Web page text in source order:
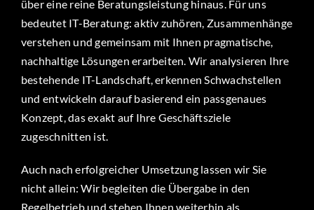
über eine reine Beratungsleistung hinaus. Für uns
bedeutet IT-Beratung: aktiv zuhören, Zusammenhänge
verstehen und gemeinsam mit Ihnen pragmatische,
nachhaltige Lösungen erarbeiten. Wir analysieren Ihre
bestehende IT-Landschaft, erkennen Schwachstellen
und entwickeln darauf basierend ein passgenaues
Konzept, das exakt auf Ihre Geschäftsziele
zugeschnitten ist.
Auch nach erfolgreicher Umsetzung lassen wir Sie
nicht allein: Wir begleiten die Übergabe in den
Regelbetrieb und stehen Ihnen weiterhin als